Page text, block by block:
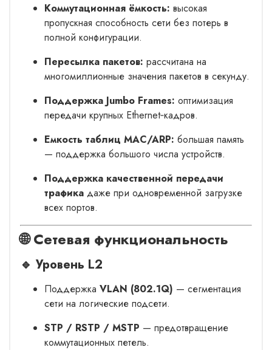
Коммутационная ёмкость: высокая
пропускная способность сети без потерь в
полной конфигурации.
Пересылка пакетов: рассчитана на
многомиллионные значения пакетов в секунду.
Поддержка Jumbo Frames: оптимизация
передачи крупных Ethernet‑кадров.
Емкость таблиц MAC/ARP: большая память
— поддержка большого числа устройств.
Поддержка качественной передачи
трафика даже при одновременной загрузке
всех портов.
🌐 Сетевая функциональность
🔹 Уровень L2
Поддержка VLAN (802.1Q) — сегментация
сети на логические подсети.
STP / RSTP / MSTP — предотвращение
коммутационных петель.